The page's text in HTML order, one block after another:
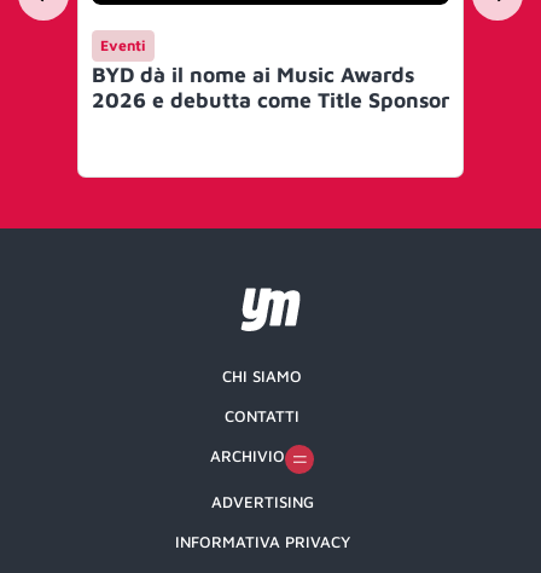
Eventi
BYD dà il nome ai Music Awards
2026 e debutta come Title Sponsor
CHI SIAMO
CONTATTI
ARCHIVIO
ADVERTISING
INFORMATIVA PRIVACY